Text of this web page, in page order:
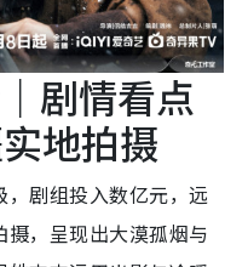
剧情看点
地拍摄
，剧组投入数亿元，远
，呈现出大漠孤烟与